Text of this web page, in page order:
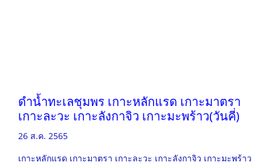
ดำน้ำทะเลชุมพร เกาะหลักแรด เกาะมาตรา
เกาะละวะ เกาะลังกาจิว เกาะมะพร้าว(วันคี่)
26 ส.ค. 2565
เกาะหลักแรด เกาะมาตรา เกาะละวะ เกาะลังกาจิว เกาะมะพร้าว